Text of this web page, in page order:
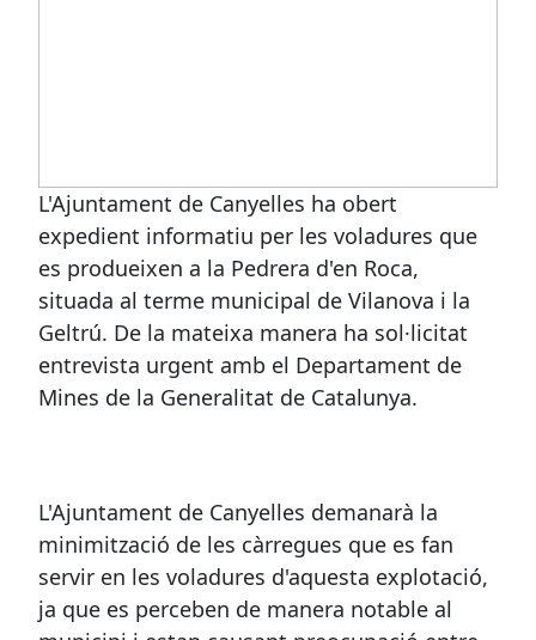
L'Ajuntament de Canyelles ha obert
expedient informatiu per les voladures que
es produeixen a la Pedrera d'en Roca,
situada al terme municipal de Vilanova i la
Geltrú. De la mateixa manera ha sol·licitat
entrevista urgent amb el Departament de
Mines de la Generalitat de Catalunya.
L'Ajuntament de Canyelles demanarà la
minimització de les càrregues que es fan
servir en les voladures d'aquesta explotació,
ja que es perceben de manera notable al